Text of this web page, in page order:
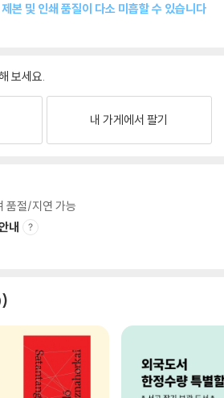
본 및 인쇄 품질이 다소 미흡할 수 있습니다
보세요.
내 가게에서 팔기
품절/지연 가능
내